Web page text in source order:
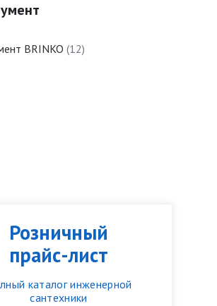
Розничный
прайс-лист
каталог инженерной
сантехники
BRINKO (12)